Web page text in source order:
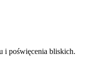
i poświęcenia bliskich.